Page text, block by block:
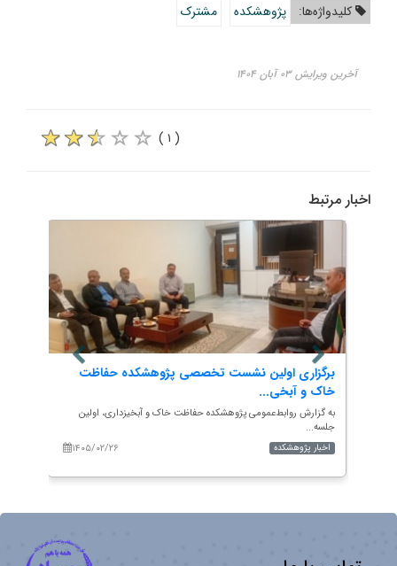
کلیدواژه‌ها: پژوهشکده مشترک
آخرین ویرایش ۰۳ آبان ۱۴۰۴
( ۱ )
اخبار مرتبط
برگزاری اولین نشست تخصصی پژوهشکده حفاظت
خاک و آبخی...
به گزارش روابط‌عمومی پژوهشکده حفاظت خاک و آبخیزداری، اولین
جلسه...
۱۴۰۵/۰۲/۲۶
اخبار پژوهشکده